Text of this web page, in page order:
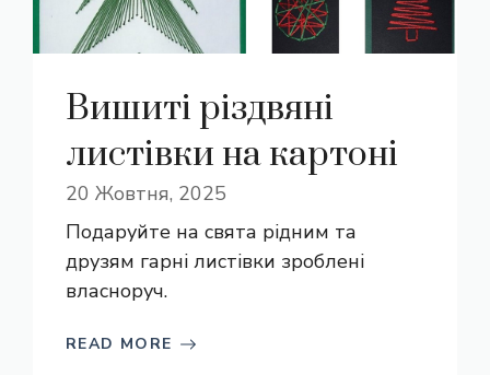
Вишиті різдвяні
листівки на картоні
20 Жовтня, 2025
Подаруйте на свята рідним та
друзям гарні листівки зроблені
власноруч.
READ MORE